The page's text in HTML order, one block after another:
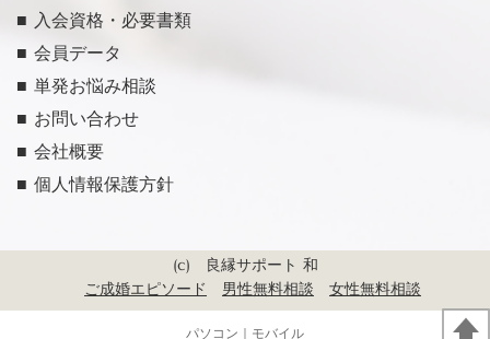
■ 入会資格・必要書類
■ 会員データ
■ 単発お悩み相談
■ お問い合わせ
■ 会社概要
■ 個人情報保護方針
(c) 良縁サポート 和
ご成婚エピソード
男性無料相談 女性無料相談
パソコン ｜モバイル